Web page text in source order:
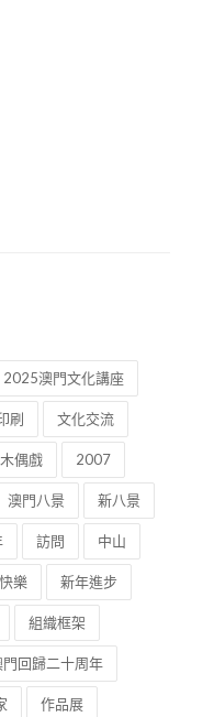
2025澳門文化講座
刷 文化交流
木偶戲 2007
澳門八景 新八景
訪問 中山
樂 新年進步
組織框架
回歸二十周年
作品展